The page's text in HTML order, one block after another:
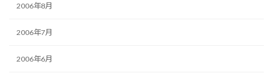
2006年8月
2006年7月
2006年6月